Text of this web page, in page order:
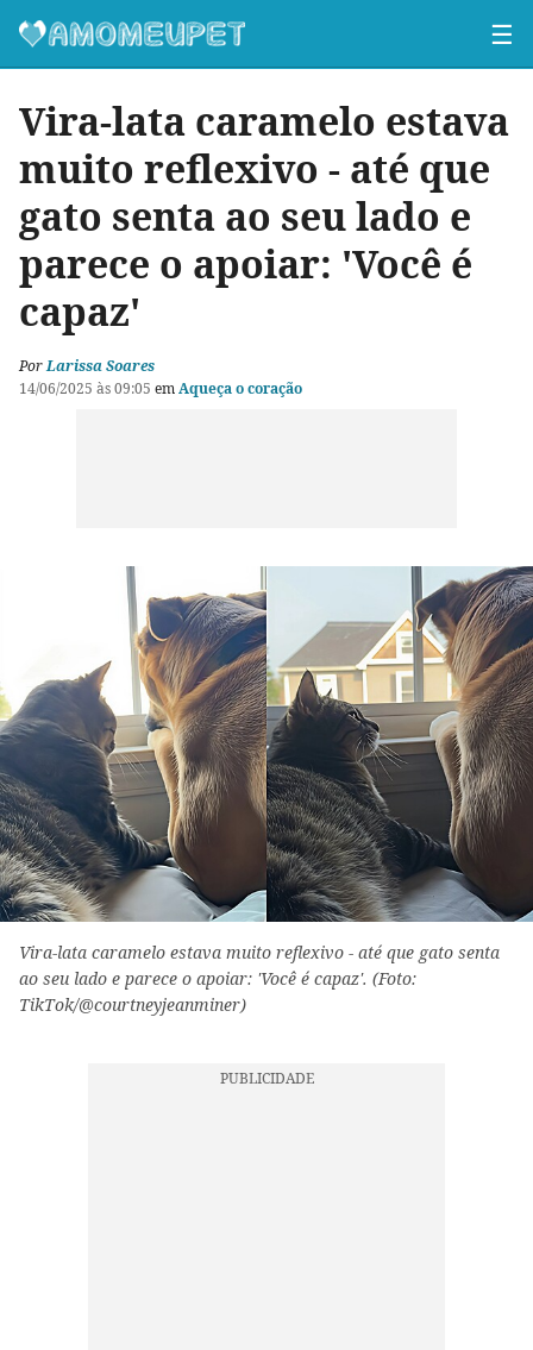
☰
Vira-lata caramelo estava
muito reflexivo - até que
gato senta ao seu lado e
parece o apoiar: 'Você é
capaz'
PorLarissa Soares
14/06/2025 às 09:05 emAqueça o coração
Vira-lata caramelo estava muito reflexivo - até que gato senta
ao seu lado e parece o apoiar: 'Você é capaz'. (Foto:
TikTok/@courtneyjeanminer)